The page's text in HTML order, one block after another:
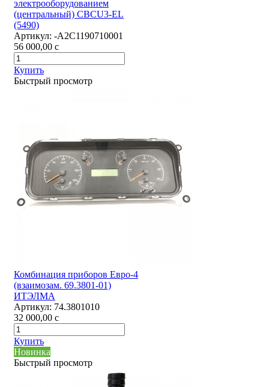
электрооборудованием
(центральный) CBCU3-EL
(5490)
Артикул: -А2С1190710001
56 000,00 c
Купить
Быстрый просмотр
Комбинация приборов Евро-4
(взаимозам. 69.3801-01)
ИТЭЛМА
Артикул: 74.3801010
32 000,00 c
Купить
Новинка
Быстрый просмотр